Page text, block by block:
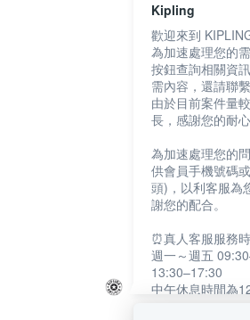
Kipling
歡迎來到
為加速處理您的
按鈕查詢相關資
需內容，還請聯
由於目前案件量
長，感謝您的耐
為加速處理您的
供會員手機號碼
頭)，以利客服為
謝您的配合。
⏰真人客服服務
週一～週五
13:30–17:30
中午休息時間為